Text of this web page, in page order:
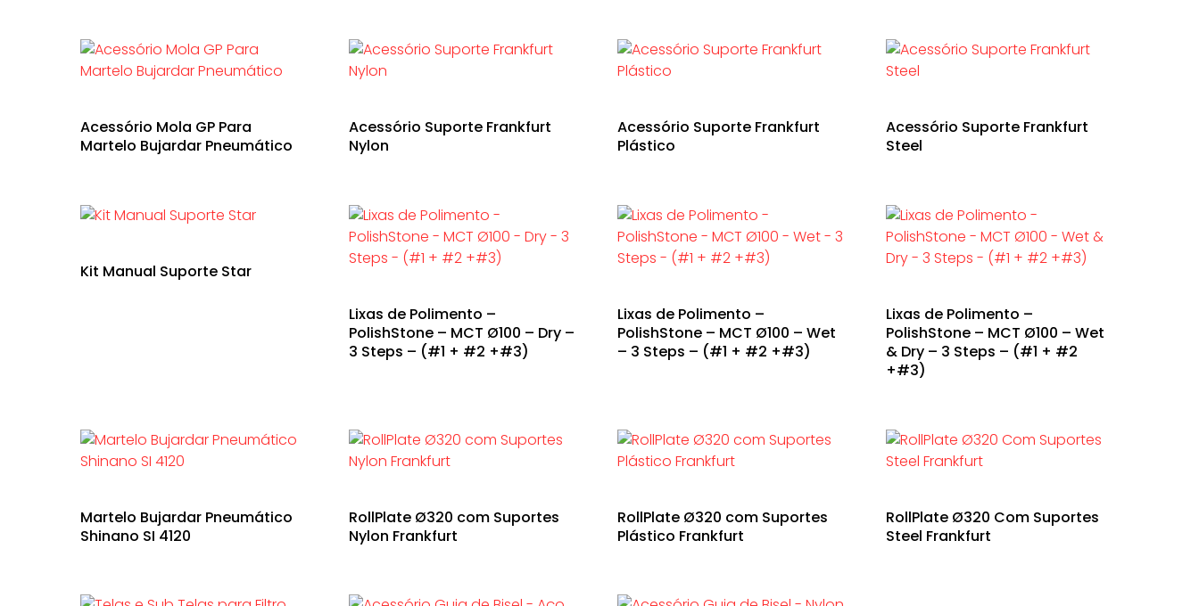
Acessório Mola GP Para
Martelo Bujardar Pneumático
Acessório Suporte Frankfurt
Nylon
Acessório Suporte Frankfurt
Plástico
Acessório Suporte Frankfurt
Steel
Kit Manual Suporte Star
Lixas de Polimento –
PolishStone – MCT Ø100 – Dry –
3 Steps – (#1 + #2 +#3)
Lixas de Polimento –
PolishStone – MCT Ø100 – Wet
– 3 Steps – (#1 + #2 +#3)
Lixas de Polimento –
PolishStone – MCT Ø100 – Wet
& Dry – 3 Steps – (#1 + #2
+#3)
Martelo Bujardar Pneumático
Shinano SI 4120
RollPlate Ø320 com Suportes
Nylon Frankfurt
RollPlate Ø320 com Suportes
Plástico Frankfurt
RollPlate Ø320 Com Suportes
Steel Frankfurt